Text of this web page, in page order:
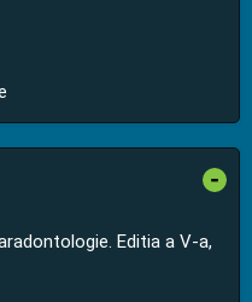
-
Editia a V-a,